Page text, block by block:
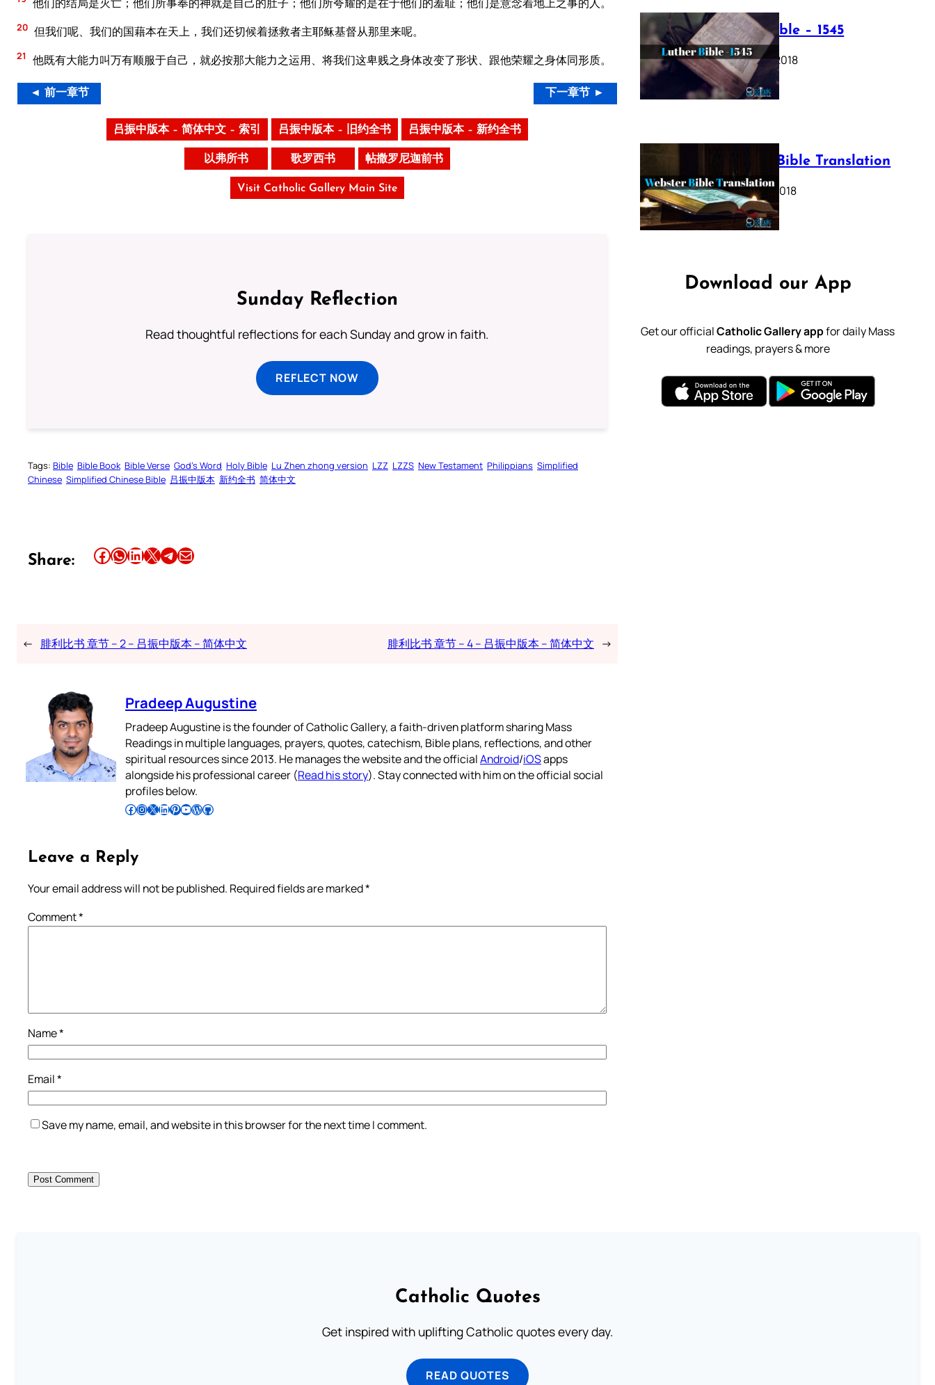
20 但我们呢、我们的国藉本在天上，我们还切候着拯救者主耶稣基督从那里来呢。
21 他既有大能力叫万有顺服于自己，就必按那大能力之运用、将我们这卑贱之身体改变了形状、跟他荣耀之身体同形质。
◄ 前一章节 下一章节 ►
吕振中版本 – 简体中文 – 索引 吕振中版本 – 旧约全书 吕振中版本 – 新约全书
以弗所书 歌罗西书 帖撒罗尼迦前书
Visit Catholic Gallery Main Site
Sunday Reflection
Read thoughtful reflections for each Sunday and grow in faith.
REFLECT NOW
Tags: Bible Bible Book Bible Verse God’s Word Holy Bible Lu Zhen zhong version LZZ LZZS New Testament Philippians Simplified
Chinese Simplified Chinese Bible 吕振中版本 新约全书 简体中文
Share: Share this article on Facebook Share this article on WhatsApp Share this article on LinkedIn Share this article on X Share this article on TelegramEmail this Article
← 腓利比书 章节 – 2 – 吕振中版本 – 简体中文 腓利比书 章节 – 4 – 吕振中版本 – 简体中文 →
Pradeep Augustine
Pradeep Augustine is the founder of Catholic Gallery, a faith-driven platform sharing Mass
Readings in multiple languages, prayers, quotes, catechism, Bible plans, reflections, and other
spiritual resources since 2013. He manages the website and the officialAndroid/iOSapps
alongside his professional career (Read his story). Stay connected with him on the official social
profiles below.
Follow Pradeep on Facebook Follow Pradeep on InstagramFollow Pradeep on X Follow Pradeep on LinkedIn Follow Pradeep on Pinterest Subscribe to Pradeep’s Youtube Channel Follow Pradeep on WordPress Follow Pradeep on GitHub
Leave a Reply
Your email address will not be published. Required fields are marked*
Comment*
Name*
Email*
Save my name, email, and website in this browser for the next time I comment.
Luther Bible – 1545
October 17, 2018
Webster Bible Translation
October 11, 2018
Download our App
Get our officialCatholic Gallery appfor daily Mass
readings, prayers & more
Catholic Quotes
Get inspired with uplifting Catholic quotes every day.
READ QUOTES